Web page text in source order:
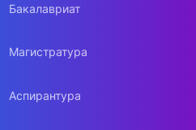
Бакалавриат
Магистратура
Аспирантура